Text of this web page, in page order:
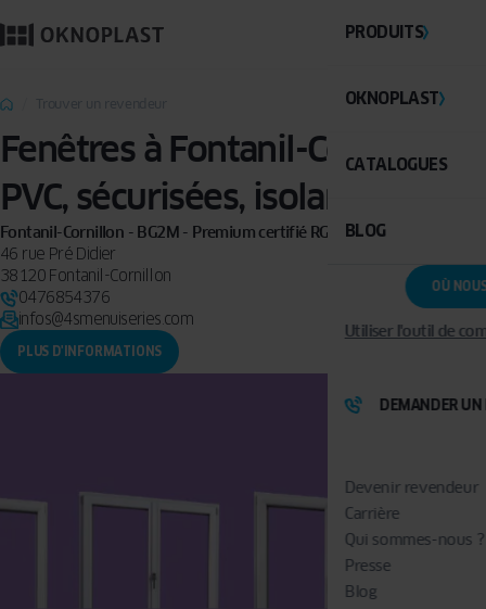
PRODUITS
OKNOPLAST
CATALOGUES
BLOG
OÙ
Utiliser l'outil de
DEMANDER UN
Devenir revendeur
Carrière
Qui sommes-nous ?
Presse
Blog
Fenêtres à Fontanil-Cornillon :
PVC, sécurisées, isolantes
Fontanil-Cornillon - BG2M - Premium certifié RGE
46 rue Pré Didier
38120 Fontanil-Cornillon
0476854376
infos@4smenuiseries.com
PLUS D'INFORMATIONS